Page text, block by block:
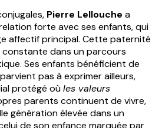
Pierre Lellouche a
forte avec ses enfants, qui
affectif principal. Cette paternité
dans un parcours
Ses enfants bénéficient de
pas à exprimer ailleurs,
protégé oùles valeurs
parents continuent de vivre,
génération élevée dans un
de son enfance marquée par